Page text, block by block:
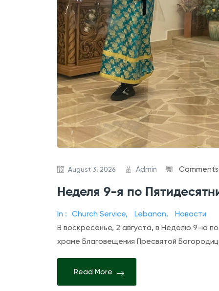
August 3, 2026 Admin
Неделя 9-я по
In : Church Service, Lebanon,
Новости
В воскресенье, 2 августа, в Неделю 9-ю
храме Благовещения Пресвятой
Read More